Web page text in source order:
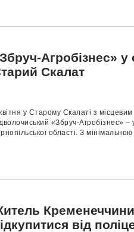
Агробізнес» у
Скалат
у Старому Скалаті з
«Збруч-Агробізнес» –
області. З
від